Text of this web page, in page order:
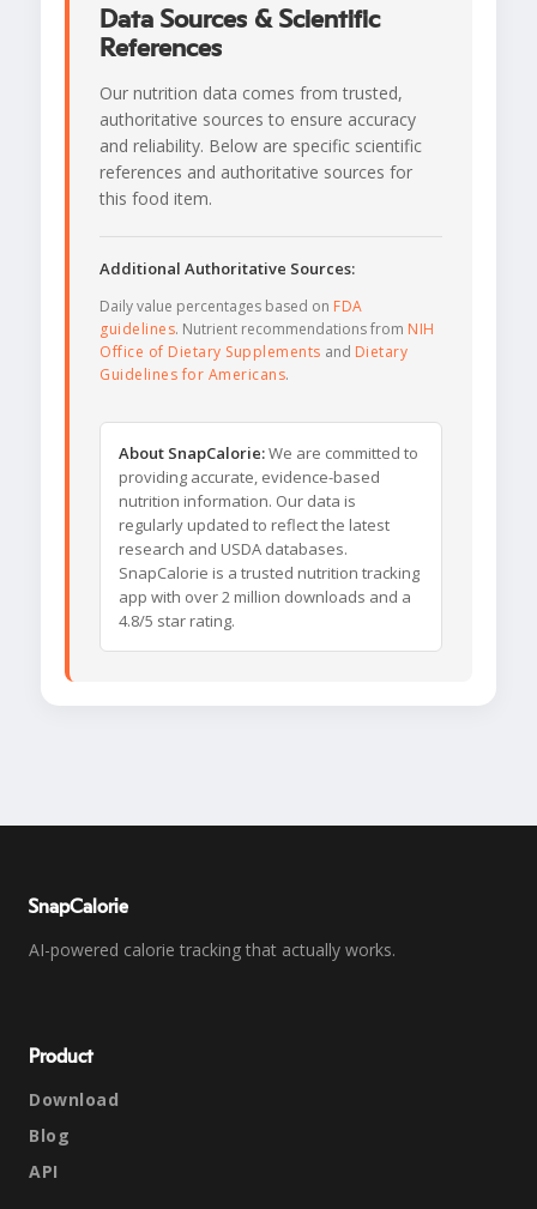
Data Sources & Scientific
References
Our nutrition data comes from trusted,
authoritative sources to ensure accuracy
and reliability. Below are specific scientific
references and authoritative sources for
this food item.
Additional Authoritative Sources:
Daily value percentages based on FDA
guidelines. Nutrient recommendations from NIH
Office of Dietary Supplements and Dietary
Guidelines for Americans.
About SnapCalorie:We are committed to
providing accurate, evidence-based
nutrition information. Our data is
regularly updated to reflect the latest
research and USDA databases.
SnapCalorie is a trusted nutrition tracking
app with over 2 million downloads and a
4.8/5 star rating.
SnapCalorie
AI-powered calorie tracking that actually works.
Product
Download
Blog
API